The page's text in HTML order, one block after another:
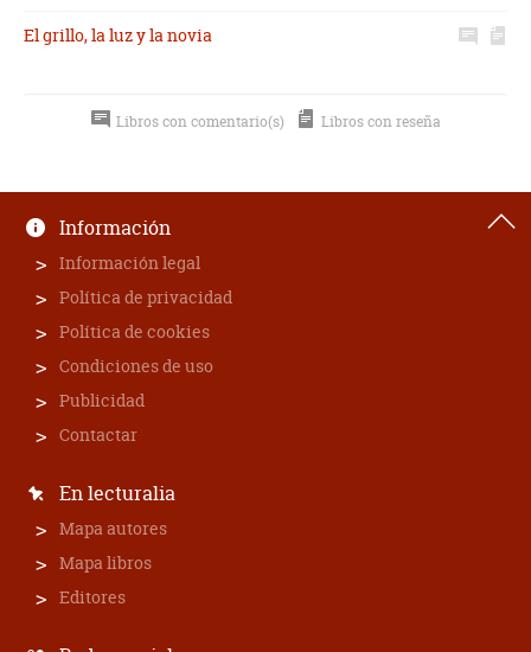
El grillo, la luz y la novia
Libros con comentario(s) Libros con reseña
Información
Información legal
Política de privacidad
Política de cookies
Condiciones de uso
Publicidad
Contactar
En lecturalia
Mapa autores
Mapa libros
Editores